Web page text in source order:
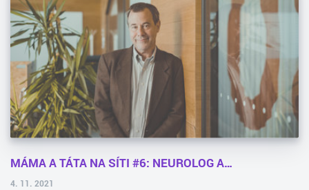
MÁMA A TÁTA NA SÍTI #6: NEUROLOG A…
4. 11. 2021